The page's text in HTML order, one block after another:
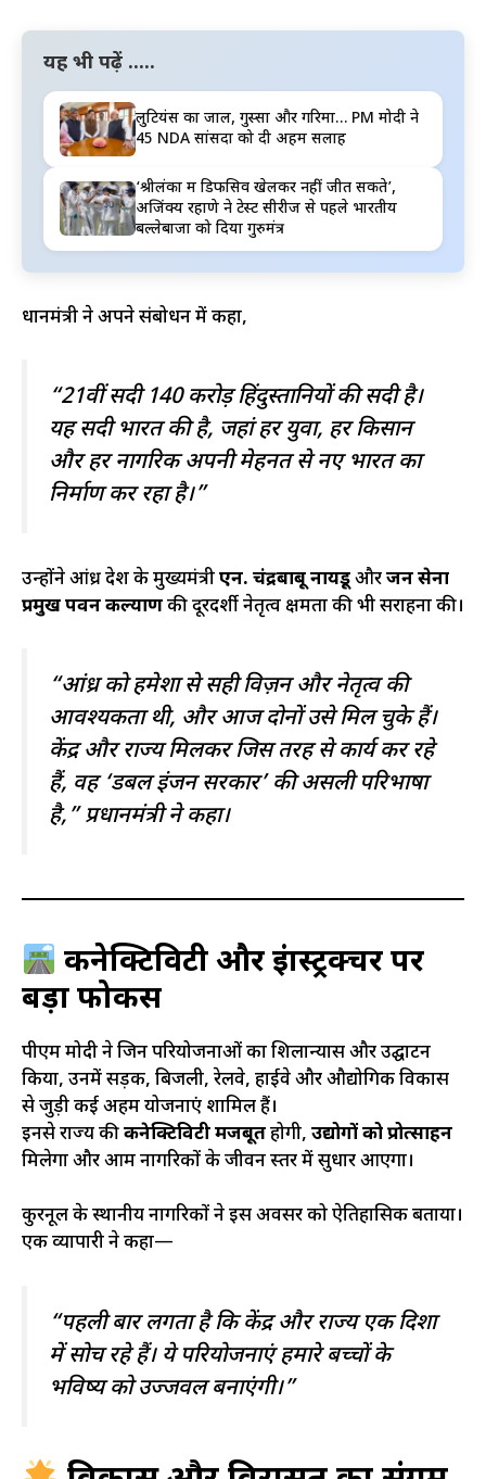
यह भी पढ़ें .....
लुटियंस का जाल, गुस्सा और गरिमा… PM मोदी ने
45 NDA सांसदों को दी अहम सलाह
‘श्रीलंका में डिफेंसिव खेलकर नहीं जीत सकते’,
अजिंक्य रहाणे ने टेस्ट सीरीज से पहले भारतीय
बल्लेबाजों को दिया गुरुमंत्र
प्रधानमंत्री ने अपने संबोधन में कहा,
“21वीं सदी 140 करोड़ हिंदुस्तानियों की सदी है।
यह सदी भारत की है, जहां हर युवा, हर किसान
और हर नागरिक अपनी मेहनत से नए भारत का
निर्माण कर रहा है।”
उन्होंने आंध्र प्रदेश के मुख्यमंत्रीएन. चंद्रबाबू नायडूऔरजन सेना
प्रमुख पवन कल्याणकी दूरदर्शी नेतृत्व क्षमता की भी सराहना की।
“आंध्र को हमेशा से सही विज़न और नेतृत्व की
आवश्यकता थी, और आज दोनों उसे मिल चुके हैं।
केंद्र और राज्य मिलकर जिस तरह से कार्य कर रहे
हैं, वह ‘डबल इंजन सरकार’ की असली परिभाषा
है,” प्रधानमंत्री ने कहा।
कनेक्टिविटी और इंफ्रास्ट्रक्चर पर
बड़ा फोकस
पीएम मोदी ने जिन परियोजनाओं का शिलान्यास और उद्घाटन
किया, उनमें सड़क, बिजली, रेलवे, हाईवे और औद्योगिक विकास
से जुड़ी कई अहम योजनाएं शामिल हैं।
इनसे राज्य कीकनेक्टिविटी मजबूतहोगी, उद्योगों को प्रोत्साहन
मिलेगा और आम नागरिकों के जीवन स्तर में सुधार आएगा।
कुरनूल के स्थानीय नागरिकों ने इस अवसर को ऐतिहासिक बताया।
एक व्यापारी ने कहा—
“पहली बार लगता है कि केंद्र और राज्य एक दिशा
में सोच रहे हैं। ये परियोजनाएं हमारे बच्चों के
भविष्य को उज्जवल बनाएंगी।”